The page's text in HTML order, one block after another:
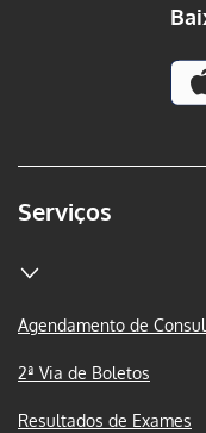
Serviços
Agendamento de
2ª Via de Boletos
Resultados de Exames